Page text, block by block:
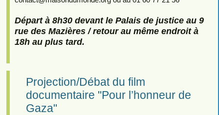
Départ à 8h30 devant le Palais de justice au 9
rue des Mazières / retour au même endroit à
18h au plus tard.
Projection/Débat du film
documentaire "Pour l’honneur de
Gaza"